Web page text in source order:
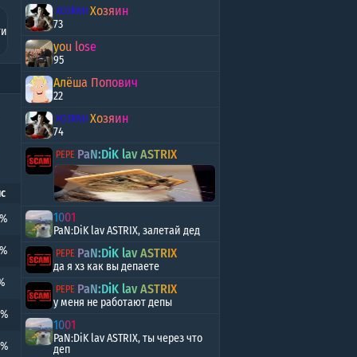
XO3RNH Хозяин
73
you lose
95
Алёша Попович
22
XO3RNH Хозяин
74
PEPE PaN:DiK lav ASTRIX
1001
PaN:DiK lav ASTRIX, залетай дед
PEPE PaN:DiK lav ASTRIX
да я хз как вы депаете
PEPE PaN:DiK lav ASTRIX
у меня не работают депы
1001
PaN:DiK lav ASTRIX, ты через что
деп